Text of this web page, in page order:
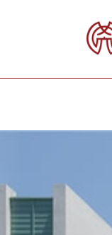
先
を
へ